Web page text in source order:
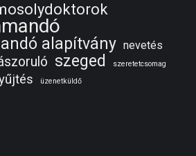
alapítvány nevetés
szeged
szeretetcsomag
üzenetküldő